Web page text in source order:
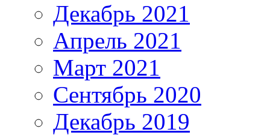
Декабрь 2021
Апрель 2021
Март 2021
Сентябрь 2020
Декабрь 2019